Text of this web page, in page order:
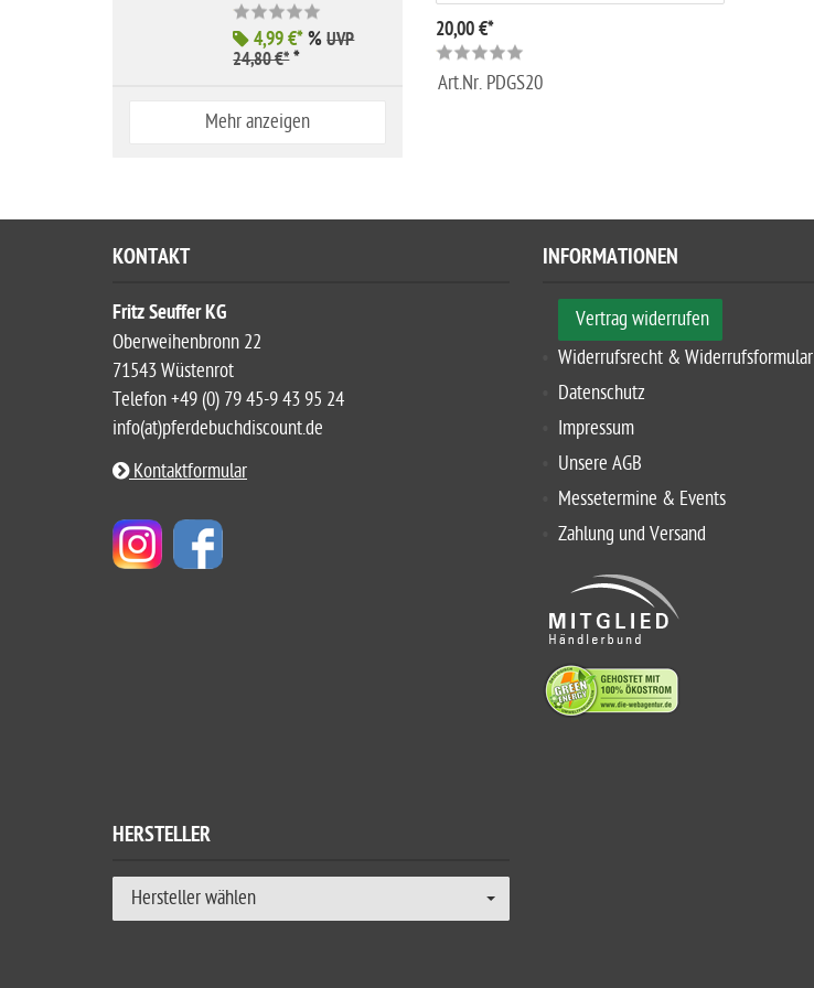
20,00 €*
Art.Nr. PDGS20
4,99 €*% UVP
24,80 €**
Mehr anzeigen
KONTAKT
Fritz Seuffer KG
Oberweihenbronn 22
71543 Wüstenrot
Telefon +49 (0) 79 45-9 43 95 24
info(at)pferdebuchdiscount.de
Kontaktformular
INFORMATIONEN
Vertrag widerrufen
Widerrufsrecht & Widerrufsformular
Datenschutz
Impressum
Unsere AGB
Messetermine & Events
Zahlung und Versand
HERSTELLER
Hersteller wählen